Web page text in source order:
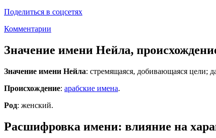
Поделиться в соцсетях
Комментарии
Значение имени Нейла,
Значение имени Нейла: стремящаяся, добивающаяся цели;
Происхождение: арабские имена.
Род: женский.
Расшифровка имени: влияние на